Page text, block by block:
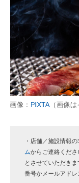
画像： PIXTA（画像は
・店舗／施設情報
ムからご連絡くだ
とさせていただき
番号かメールアドレ